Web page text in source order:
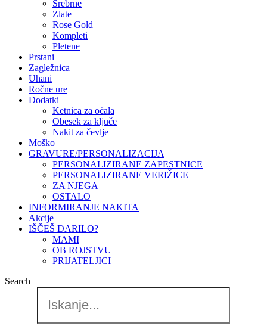
Srebrne
Zlate
Rose Gold
Kompleti
Pletene
Prstani
Zagležnica
Uhani
Ročne ure
Dodatki
Ketnica za očala
Obesek za ključe
Nakit za čevlje
Moško
GRAVURE/PERSONALIZACIJA
PERSONALIZIRANE ZAPESTNICE
PERSONALIZIRANE VERIŽICE
ZA NJEGA
OSTALO
INFORMIRANJE NAKITA
Akcije
IŠČEŠ DARILO?
MAMI
OB ROJSTVU
PRIJATELJICI
Search